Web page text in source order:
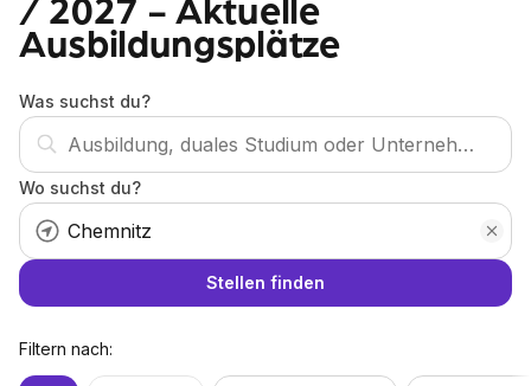
Ausbildungsplätze
Was suchst du?
Wo suchst du?
Stellen finden
Filtern nach: